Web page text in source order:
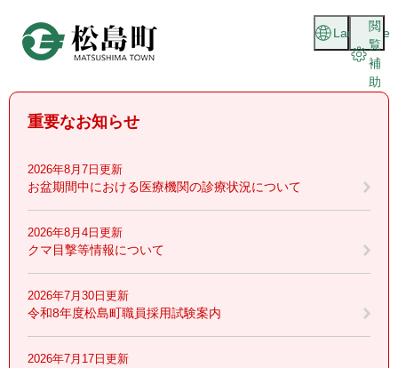
頭
閲
覧
補
助
Language
重要なお知らせ
2026年8月7日更新
お盆期間中における医療機関の診療状況について
2026年8月4日更新
クマ目撃等情報について
2026年7月30日更新
令和8年度松島町職員採用試験案内
2026年7月17日更新